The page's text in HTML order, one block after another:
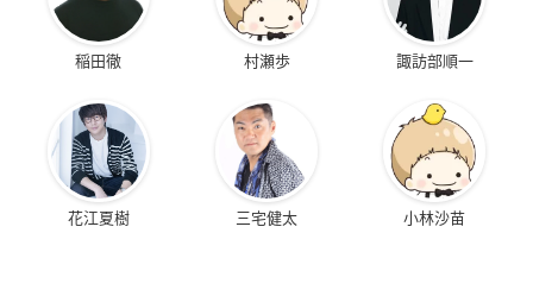
稲田徹 村瀬歩 諏訪部順一
花江夏樹 三宅健太 小林沙苗